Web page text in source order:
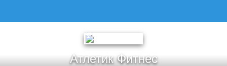
Атлетик Фитнес